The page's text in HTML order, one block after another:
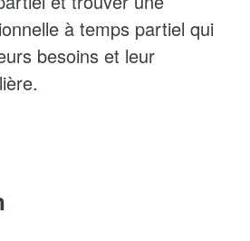
à temps partiel qui
besoins et leur